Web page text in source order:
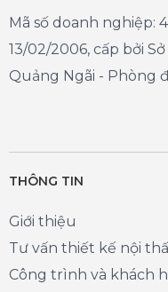
Mã số doanh nghiệp:
13/02/2006, cấp bởi
Quảng Ngãi - Phòng
THÔNG TIN
Giới thiệu
Tư vấn thiết kế nội
Công trình và khách